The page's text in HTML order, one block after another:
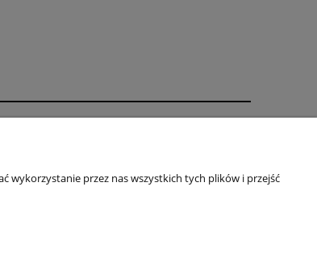
wykorzystanie przez nas wszystkich tych plików i przejść